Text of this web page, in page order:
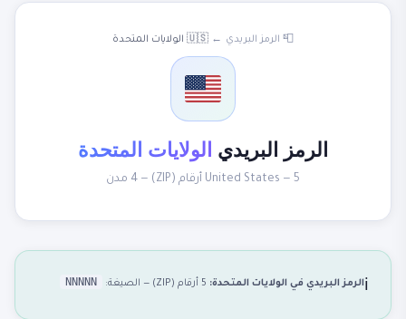
📮 الرمز البريدي ← 🇺🇸 الولايات المتحدة
الرمز البريدي الولايات المتحدة
United States — 5 أرقام (ZIP) — 4 مدن
ℹ️الرمز البريدي في الولايات المتحدة: NNNNN